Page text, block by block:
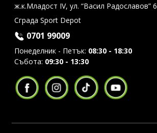
ж.к.Младост IV, ул. “Васил Радославов” 6
Сграда Sport Depot
0701 99009
Понеделник - Петък: 08:30 - 18:30
Събота: 09:30 - 13:30